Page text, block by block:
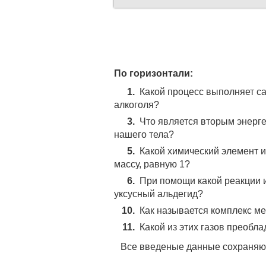
По горизонтали:
1. Какой процесс выполняет
алкоголя?
3. Что является вторым
нашего тела?
5. Какой химический элемент
массу, равную 1?
6. При помощи какой реакции
уксусный альдегид?
10. Как называется комплекс
11. Какой из этих газов
Все введеные данные